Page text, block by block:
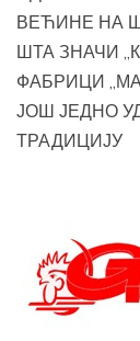
ВЕЋИНЕ НА
ШТА ЗНАЧИ
ФАБРИЦИ
ЈОШ ЈЕДНО
ТРАДИЦИЈУ